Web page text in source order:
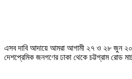
এসব দাবি আদায়ে আমরা আগামী ২৭ ও ২৮ জুন
দেশপ্রেমিক জনগণের ঢাকা থেকে চট্টগ্রাম রোড